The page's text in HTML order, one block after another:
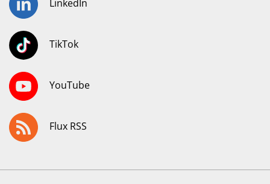
LinkedIn
TikTok
YouTube
Flux RSS